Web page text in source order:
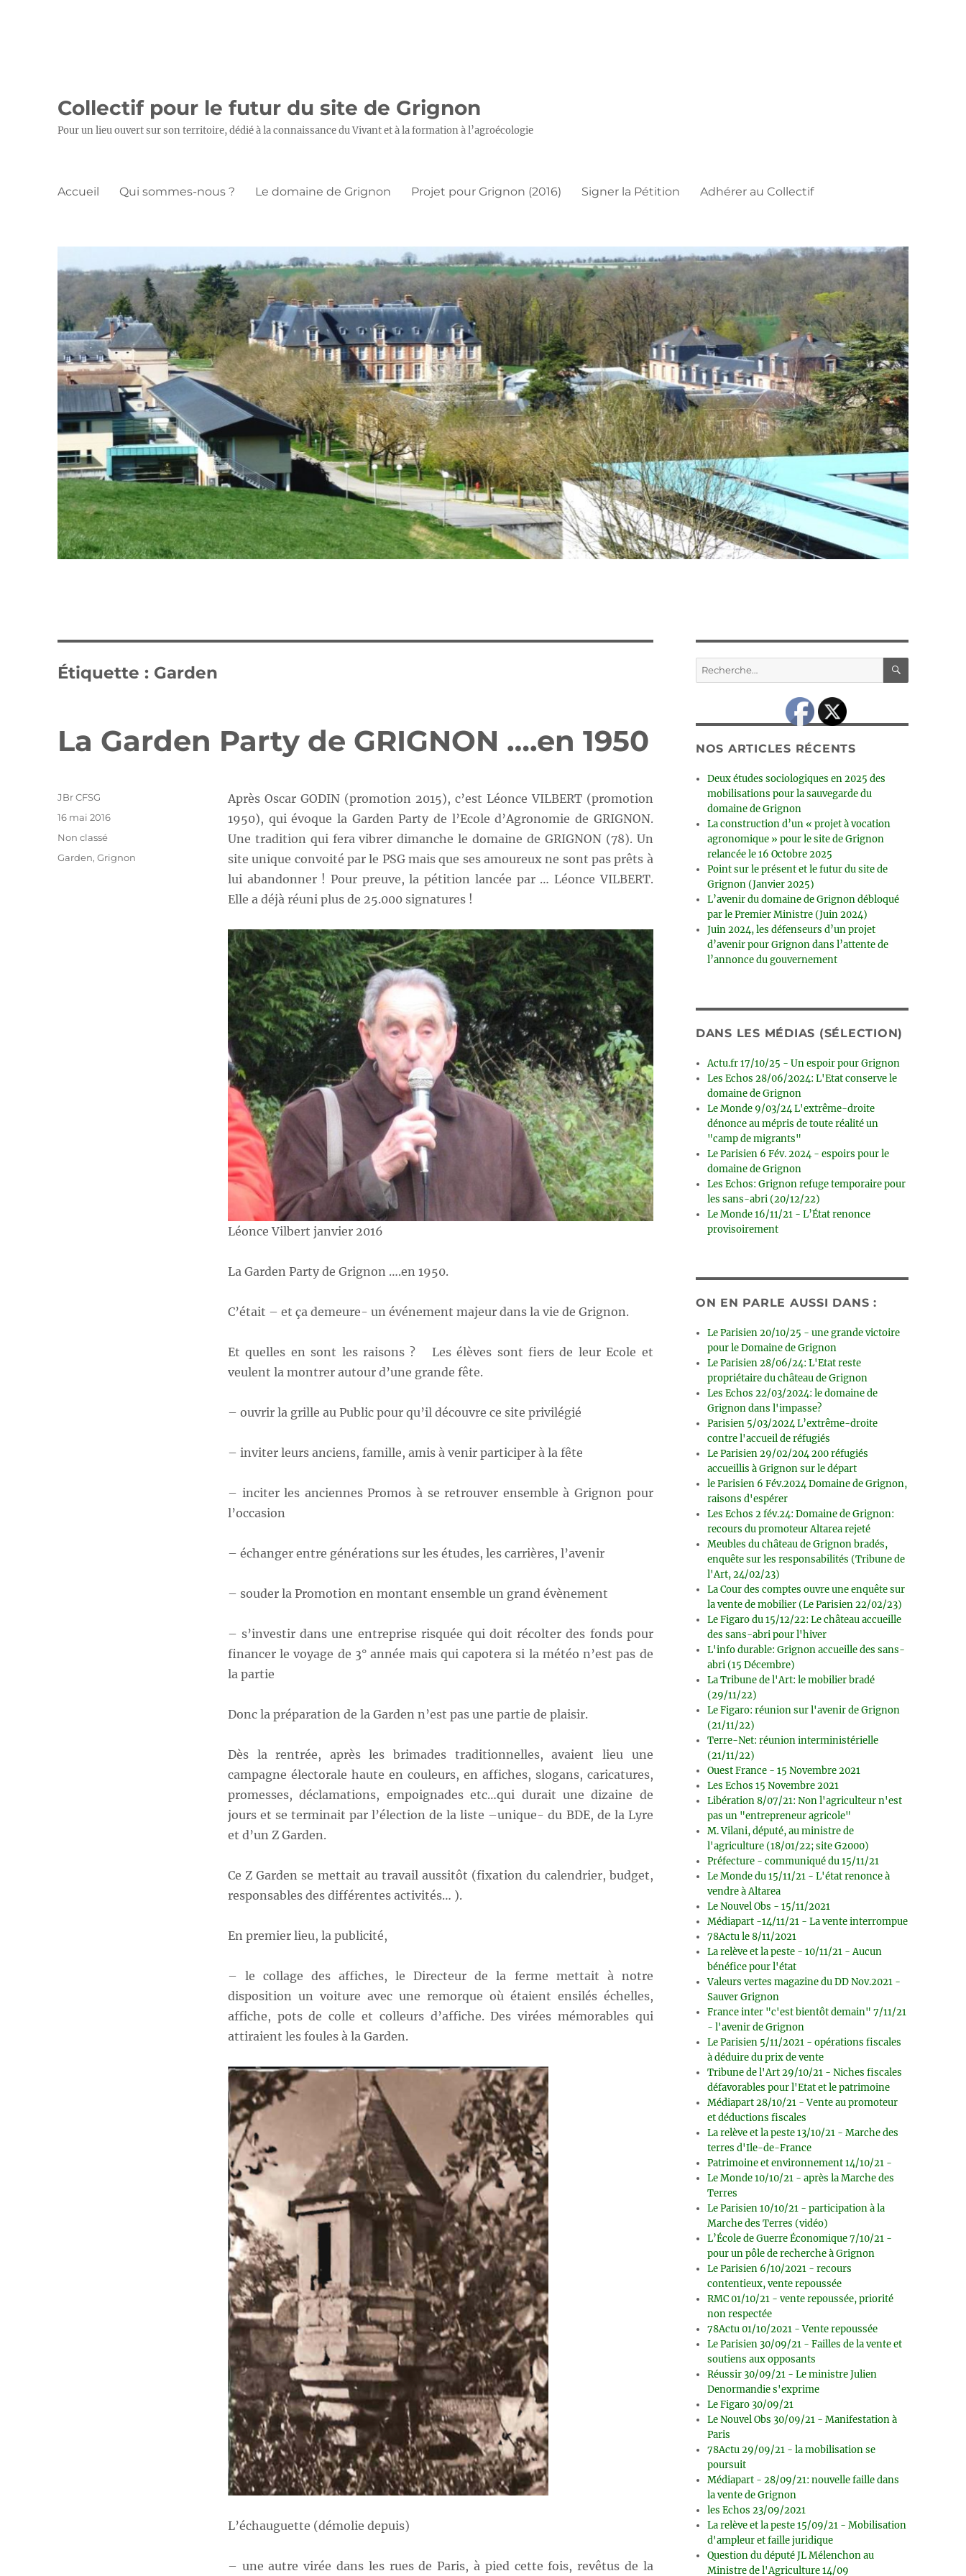
Collectif pour le futur du site de Grignon
Pour un lieu ouvert sur son territoire, dédié à la connaissance du Vivant et à la formation à l’agroécologie
Accueil Qui sommes-nous ? Le domaine de Grignon Projet pour Grignon (2016) Signer la Pétition Adhérer au Collectif
Étiquette : Garden
La Garden Party de GRIGNON ….en 1950
Après Oscar GODIN (promotion 2015), c’est Léonce VILBERT (promotion
1950), qui évoque la Garden Party de l’Ecole d’Agronomie de GRIGNON.
Une tradition qui fera vibrer dimanche le domaine de GRIGNON (78). Un
site unique convoité par le PSG mais que ses amoureux ne sont pas prêts à
lui abandonner ! Pour preuve, la pétition lancée par … Léonce VILBERT.
Elle a déjà réuni plus de 25.000 signatures !
Léonce Vilbert janvier 2016
La Garden Party de Grignon ….en 1950.
C’était – et ça demeure- un événement majeur dans la vie de Grignon.
Et quelles en sont les raisons ? Les élèves sont fiers de leur Ecole et
veulent la montrer autour d’une grande fête.
– ouvrir la grille au Public pour qu’il découvre ce site privilégié
– inviter leurs anciens, famille, amis à venir participer à la fête
– inciter les anciennes Promos à se retrouver ensemble à Grignon pour
l’occasion
– échanger entre générations sur les études, les carrières, l’avenir
– souder la Promotion en montant ensemble un grand évènement
– s’investir dans une entreprise risquée qui doit récolter des fonds pour
financer le voyage de 3° année mais qui capotera si la météo n’est pas de
la partie
Donc la préparation de la Garden n’est pas une partie de plaisir.
Dès la rentrée, après les brimades traditionnelles, avaient lieu une
campagne électorale haute en couleurs, en affiches, slogans, caricatures,
promesses, déclamations, empoignades etc…qui durait une dizaine de
jours et se terminait par l’élection de la liste –unique- du BDE, de la Lyre
et d’un Z Garden.
Ce Z Garden se mettait au travail aussitôt (fixation du calendrier, budget,
responsables des différentes activités… ).
En premier lieu, la publicité,
– le collage des affiches, le Directeur de la ferme mettait à notre
disposition un voiture avec une remorque où étaient ensilés échelles,
affiche, pots de colle et colleurs d’affiche. Des virées mémorables qui
attiraient les foules à la Garden.
L’échauguette (démolie depuis)
– une autre virée dans les rues de Paris, à pied cette fois, revêtus de la
Auteur
JBr CFSG
Publié
16 mai 2016
Catégories
Non classé
Étiquettes
Garden,Grignon
Recherche
pour :
NOS ARTICLES RÉCENTS
Deux études sociologiques en 2025 des
mobilisations pour la sauvegarde du
domaine de Grignon
La construction d’un « projet à vocation
agronomique » pour le site de Grignon
relancée le 16 Octobre 2025
Point sur le présent et le futur du site de
Grignon (Janvier 2025)
L’avenir du domaine de Grignon débloqué
par le Premier Ministre (Juin 2024)
Juin 2024, les défenseurs d’un projet
d’avenir pour Grignon dans l’attente de
l’annonce du gouvernement
DANS LES MÉDIAS (SÉLECTION)
Actu.fr 17/10/25 - Un espoir pour Grignon
Les Echos 28/06/2024: L'Etat conserve le
domaine de Grignon
Le Monde 9/03/24 L'extrême-droite
dénonce au mépris de toute réalité un
"camp de migrants"
Le Parisien 6 Fév. 2024 - espoirs pour le
domaine de Grignon
Les Echos: Grignon refuge temporaire pour
les sans-abri (20/12/22)
Le Monde 16/11/21 - L’État renonce
provisoirement
ON EN PARLE AUSSI DANS :
Le Parisien 20/10/25 - une grande victoire
pour le Domaine de Grignon
Le Parisien 28/06/24: L'Etat reste
propriétaire du château de Grignon
Les Echos 22/03/2024: le domaine de
Grignon dans l'impasse?
Parisien 5/03/2024 L’extrême-droite
contre l'accueil de réfugiés
Le Parisien 29/02/204 200 réfugiés
accueillis à Grignon sur le départ
le Parisien 6 Fév.2024 Domaine de Grignon,
raisons d'espérer
Les Echos 2 fév.24: Domaine de Grignon:
recours du promoteur Altarea rejeté
Meubles du château de Grignon bradés,
enquête sur les responsabilités (Tribune de
l'Art, 24/02/23)
La Cour des comptes ouvre une enquête sur
la vente de mobilier (Le Parisien 22/02/23)
Le Figaro du 15/12/22: Le château accueille
des sans-abri pour l'hiver
L'info durable: Grignon accueille des sans-
abri (15 Décembre)
La Tribune de l'Art: le mobilier bradé
(29/11/22)
Le Figaro: réunion sur l'avenir de Grignon
(21/11/22)
Terre-Net: réunion interministérielle
(21/11/22)
Ouest France - 15 Novembre 2021
Les Echos 15 Novembre 2021
Libération 8/07/21: Non l'agriculteur n'est
pas un "entrepreneur agricole"
M. Vilani, député, au ministre de
l'agriculture (18/01/22; site G2000)
Préfecture - communiqué du 15/11/21
Le Monde du 15/11/21 - L'état renonce à
vendre à Altarea
Le Nouvel Obs - 15/11/2021
Médiapart -14/11/21 - La vente interrompue
78Actu le 8/11/2021
La relève et la peste - 10/11/21 - Aucun
bénéfice pour l'état
Valeurs vertes magazine du DD Nov.2021 -
Sauver Grignon
France inter "c'est bientôt demain" 7/11/21
- l'avenir de Grignon
Le Parisien 5/11/2021 - opérations fiscales
à déduire du prix de vente
Tribune de l'Art 29/10/21 - Niches fiscales
défavorables pour l'Etat et le patrimoine
Médiapart 28/10/21 - Vente au promoteur
et déductions fiscales
La relève et la peste 13/10/21 - Marche des
terres d'Ile-de-France
Patrimoine et environnement 14/10/21 -
Le Monde 10/10/21 - après la Marche des
Terres
Le Parisien 10/10/21 - participation à la
Marche des Terres (vidéo)
L’École de Guerre Économique 7/10/21 -
pour un pôle de recherche à Grignon
Le Parisien 6/10/2021 - recours
contentieux, vente repoussée
RMC 01/10/21 - vente repoussée, priorité
non respectée
78Actu 01/10/2021 - Vente repoussée
Le Parisien 30/09/21 - Failles de la vente et
soutiens aux opposants
Réussir 30/09/21 - Le ministre Julien
Denormandie s'exprime
Le Figaro 30/09/21
Le Nouvel Obs 30/09/21 - Manifestation à
Paris
78Actu 29/09/21 - la mobilisation se
poursuit
Médiapart - 28/09/21: nouvelle faille dans
la vente de Grignon
les Echos 23/09/2021
La relève et la peste 15/09/21 - Mobilisation
d'ampleur et faille juridique
Question du député JL Mélenchon au
Ministre de l'Agriculture 14/09